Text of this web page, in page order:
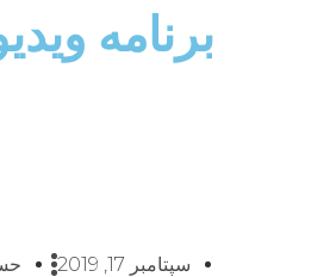
برنامه
سپتامبر 17, 2019